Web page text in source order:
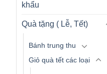
khẩu
Quà tặng ( Lễ, Tết)
Bánh trung thu
Giỏ quà tết các loại